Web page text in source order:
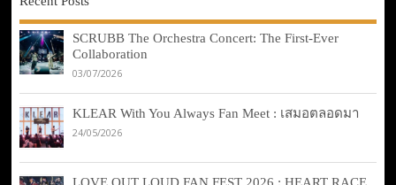
SCRUBB The Orchestra Concert: The First-Ever
Collaboration
03/07/2026
KLEAR With You Always Fan Meet : เสมอตลอดมา
24/05/2026